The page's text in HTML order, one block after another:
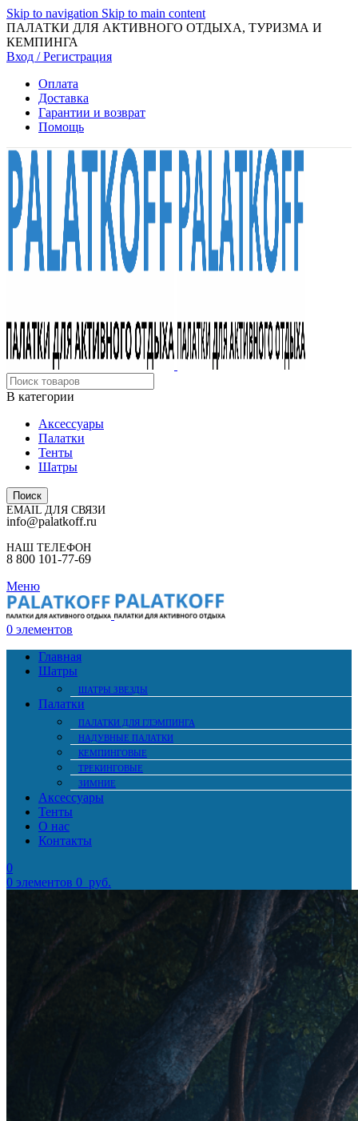
Skip to navigation Skip to main content
ПАЛАТКИ ДЛЯ АКТИВНОГО ОТДЫХА, ТУРИЗМА И
КЕМПИНГА
Вход / Регистрация
Оплата
Доставка
Гарантии и возврат
Помощь
В категории
Аксессуары
Палатки
Тенты
Шатры
Поиск
EMAIL ДЛЯ СВЯЗИ
info@palatkoff.ru
НАШ ТЕЛЕФОН
8 800 101-77-69
Меню
0 элементов
Главная
Шатры
ШАТРЫ ЗВЕЗДЫ
Палатки
ПАЛАТКИ ДЛЯ ГЛЭМПИНГА
НАДУВНЫЕ ПАЛАТКИ
КЕМПИНГОВЫЕ
ТРЕКИНГОВЫЕ
ЗИМНИЕ
Аксессуары
Тенты
О нас
Контакты
0
0 элементов 0 руб.